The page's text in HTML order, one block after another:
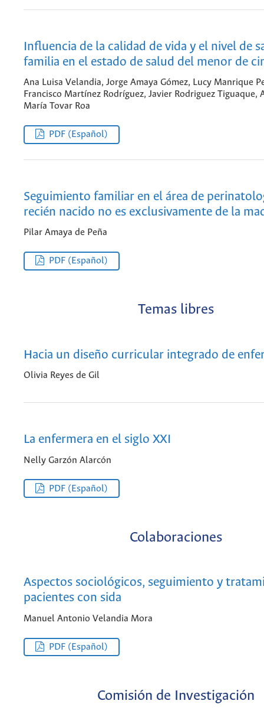
Influencia de la calidad de vida y el nivel de
familia en el estado de salud del menor de
Ana Luisa Velandia, Jorge Amaya Gómez, Lucy Manrique
Francisco Martínez Rodríguez, Javier Rodriguez Tiguaque,
María Tovar Roa
PDF (Español)
Seguimiento familiar en el área de
recién nacido no es exclusivamente de la
Pilar Amaya de Peña
PDF (Español)
Temas libres
Hacia un diseño curricular integrado de
Olivia Reyes de Gil
La enfermera en el siglo XXI
Nelly Garzón Alarcón
PDF (Español)
Colaboraciones
Aspectos sociológicos, seguimiento y
pacientes con sida
Manuel Antonio Velandia Mora
PDF (Español)
Comisión de Investigación